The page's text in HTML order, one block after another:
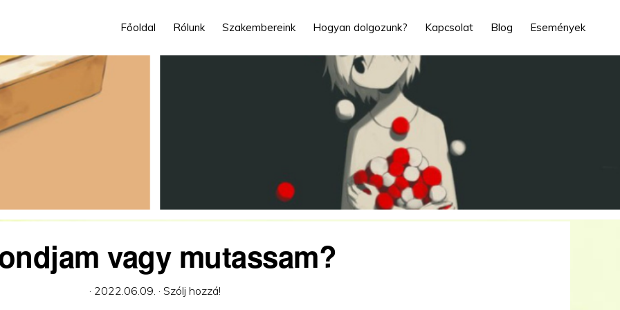
Főoldal Rólunk Szakembereink Hogyan dolgozunk? Kapcsolat Blog Események
vagy mutassam?
· 2022.06.09. · Szólj hozzá!